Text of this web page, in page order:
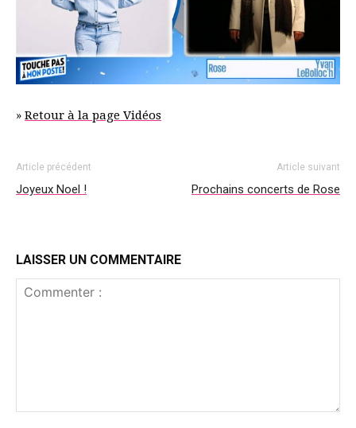
» Retour à la page Vidéos
Article précédent
Joyeux Noel !
Article suivant
Prochains concerts de Rose
LAISSER UN COMMENTAIRE